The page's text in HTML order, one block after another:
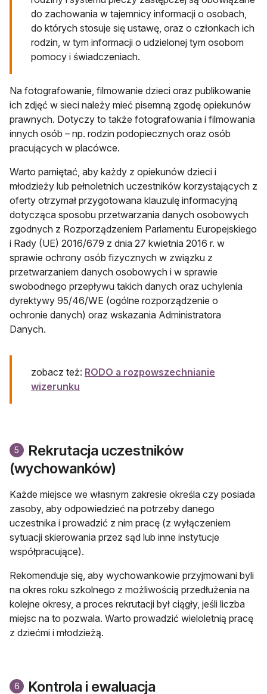
do zachowania w tajemnicy informacji o osobach,
do których stosuje się ustawę, oraz o członkach ich
rodzin, w tym informacji o udzielonej tym osobom
pomocy i świadczeniach.
Na fotografowanie, filmowanie dzieci oraz publikowanie
ich zdjęć w sieci należy mieć pisemną zgodę opiekunów
prawnych. Dotyczy to także fotografowania i filmowania
innych osób – np. rodzin podopiecznych oraz osób
pracujących w placówce.
Warto pamiętać, aby każdy z opiekunów dzieci i
młodzieży lub pełnoletnich uczestników korzystających z
oferty otrzymał przygotowana klauzulę informacyjną
dotycząca sposobu przetwarzania danych osobowych
zgodnych z Rozporządzeniem Parlamentu Europejskiego
i Rady (UE) 2016/679 z dnia 27 kwietnia 2016 r. w
sprawie ochrony osób fizycznych w związku z
przetwarzaniem danych osobowych i w sprawie
swobodnego przepływu takich danych oraz uchylenia
dyrektywy 95/46/WE (ogólne rozporządzenie o
ochronie danych) oraz wskazania Administratora
Danych.
zobacz też: RODO a rozpowszechnianie
wizerunku
5
Rekrutacja uczestników
(wychowanków)
Każde miejsce we własnym zakresie określa czy posiada
zasoby, aby odpowiedzieć na potrzeby danego
uczestnika i prowadzić z nim pracę (z wyłączeniem
sytuacji skierowania przez sąd lub inne instytucje
współpracujące).
Rekomenduje się, aby wychowankowie przyjmowani byli
na okres roku szkolnego z możliwością przedłużenia na
kolejne okresy, a proces rekrutacji był ciągły, jeśli liczba
miejsc na to pozwala. Warto prowadzić wieloletnią pracę
z dziećmi i młodzieżą.
6 Kontrola i ewaluacja